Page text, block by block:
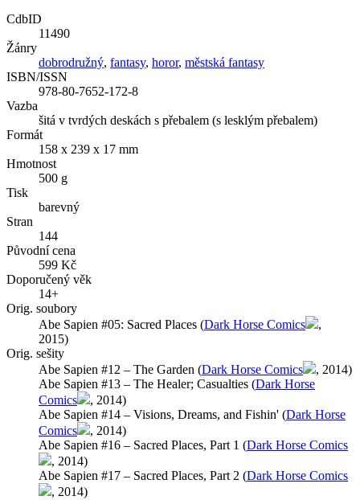
CdbID
11490
Žánry
dobrodružný, fantasy, horor, městská fantasy
ISBN/ISSN
978-80-7652-172-8
Vazba
šitá v tvrdých deskách s přebalem (s lesklým přebalem)
Formát
158 x 239 x 17 mm
Hmotnost
500 g
Tisk
barevný
Stran
144
Původní cena
599 Kč
Doporučený věk
14+
Orig. soubory
Abe Sapien #05: Sacred Places (Dark Horse Comics
,
2015)
Orig. sešity
Abe Sapien #12 – The Garden (Dark Horse Comics
, 2014)
Abe Sapien #13 – The Healer; Casualties (Dark Horse
Comics
, 2014)
Abe Sapien #14 – Visions, Dreams, and Fishin' (Dark Horse
Comics
, 2014)
Abe Sapien #16 – Sacred Places, Part 1 (Dark Horse Comics
, 2014)
Abe Sapien #17 – Sacred Places, Part 2 (Dark Horse Comics
, 2014)